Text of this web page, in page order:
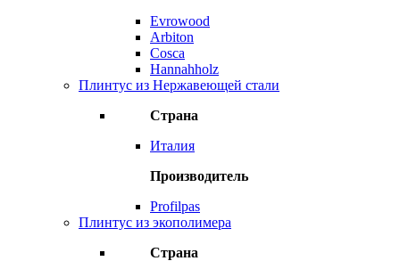
Evrowood
Arbiton
Cosca
Hannahholz
Плинтус из Нержавеющей стали
Страна
Италия
Производитель
Profilpas
Плинтус из экополимера
Страна